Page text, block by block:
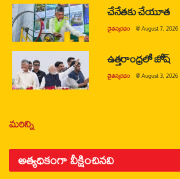
చేనేతకు చేయూత
చైతన్యరధం @August 7, 2026
ఉత్తరాంధ్రలో జోష్
చైతన్యరధం @August 3, 2026
మరిన్ని
అత్యధికంగా వీక్షించినవి